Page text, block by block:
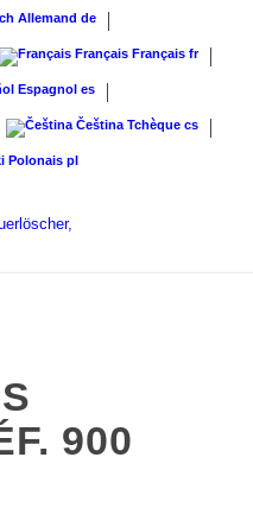
Allemand de
Français Français fr
Espagnol es
Čeština Tchèque cs
Polonais pl
900